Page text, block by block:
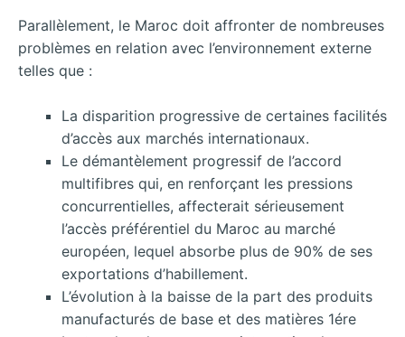
Parallèlement, le Maroc doit affronter de nombreuses
problèmes en relation avec l’environnement externe
telles que :
La disparition progressive de certaines facilités
d’accès aux marchés internationaux.
Le démantèlement progressif de l’accord
multifibres qui, en renforçant les pressions
concurrentielles, affecterait sérieusement
l’accès préférentiel du Maroc au marché
européen, lequel absorbe plus de 90% de ses
exportations d’habillement.
L’évolution à la baisse de la part des produits
manufacturés de base et des matières 1ére